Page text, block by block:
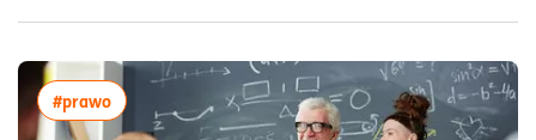
#prawowięcej artykułów z tagiem:#prawo